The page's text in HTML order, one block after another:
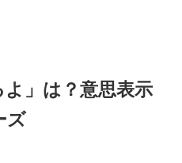
」は？意思表示
ズ